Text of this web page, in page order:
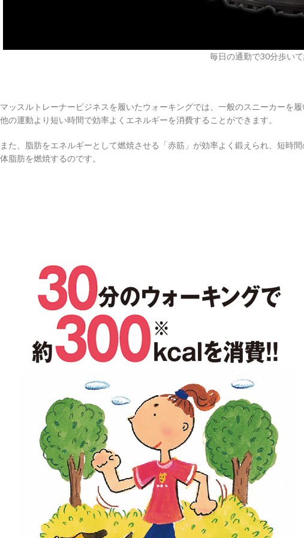
毎日の通勤で30分歩い
マッスルトレーナービジネスを履いたウォーキングでは、一般のスニーカーを
他の運動より短い時間で効率よくエネルギーを消費することができます。
また、脂肪をエネルギーとして燃焼させる「赤筋」が効率よく鍛えられ、短時
体脂肪を燃焼するのです。